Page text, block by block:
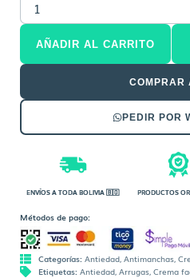
Crema
Ácido
Glicólico
cantidad
AÑADIR AL CARRITO
COMPRAR
PEDIR POR
ENVÍOS A TODA BOLIVIA 🇧🇴 PRODUCTOS
Métodos de pago:
Categorías: Antiedad, Antimanchas,
Etiquetas: Antiedad, Arrugas, Crema